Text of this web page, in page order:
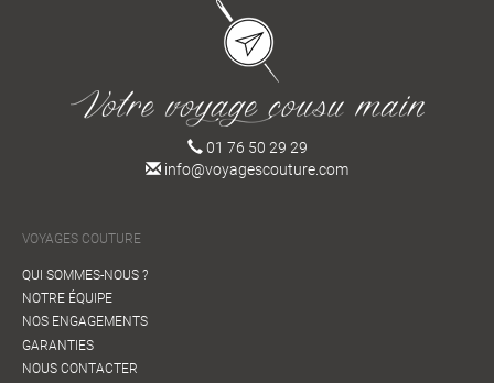
01 76 50 29 29
info@voyagescouture.com
VOYAGES COUTURE
QUI SOMMES-NOUS ?
NOTRE ÉQUIPE
NOS ENGAGEMENTS
GARANTIES
NOUS CONTACTER